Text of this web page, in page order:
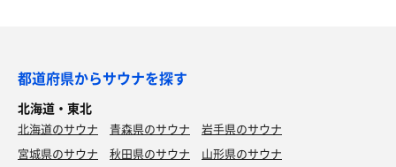
都道府県からサウナを探す
北海道・東北
北海道のサウナ 青森県のサウナ
岩手県のサウナ
宮城県のサウナ
秋田県のサウナ
山形県のサウナ